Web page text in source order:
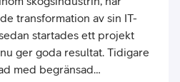
transformation av sin IT-
startades ett projekt
ger goda resultat. Tidigare
med begränsad